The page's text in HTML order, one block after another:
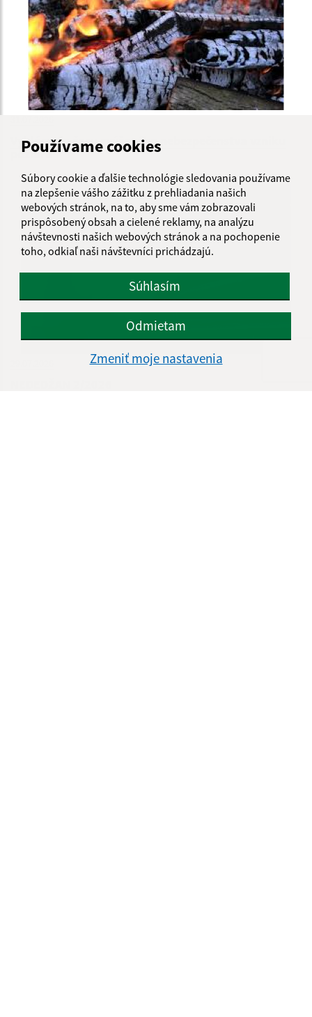
Používame cookies
Súbory cookie a ďalšie technológie sledovania používame
na zlepšenie vášho zážitku z prehliadania našich
webových stránok, na to, aby sme vám zobrazovali
prispôsobený obsah a cielené reklamy, na analýzu
návštevnosti našich webových stránok a na pochopenie
toho, odkiaľ naši návštevníci prichádzajú.
Súhlasím
Odmietam
Zmeniť moje nastavenia
Vyhlásenie času zvýšeného nebezpečenstva vzniku
požiaru